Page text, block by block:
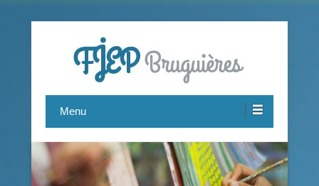
FJEP Bruguières
activités pour tous, de 7 à 77 ans.
Menu